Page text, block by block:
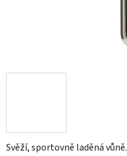
Svěží, sportovně laděná vůně.